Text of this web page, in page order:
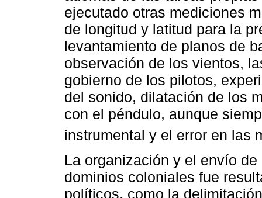
ejecutado otras mediciones
de longitud y latitud para la
levantamiento de planos de
observación de los vientos,
gobierno de los pilotos,
del sonido, dilatación de los
con el péndulo, aunque
instrumental y el error en las
La organización y el envío
dominios coloniales fue
políticos, como la